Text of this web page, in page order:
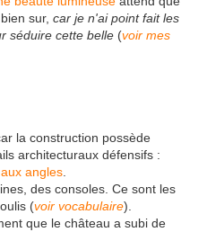
sur, car je n'ai point fait les
séduire cette belle (voir mes
la construction possède
architecturaux défensifs :
angles
des consoles. Ce sont les
(voir vocabulaire).
que le château a subi de